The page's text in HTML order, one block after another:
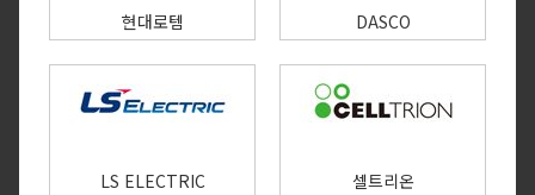
현대로템 DASCO
LS ELECTRIC 셀트리온